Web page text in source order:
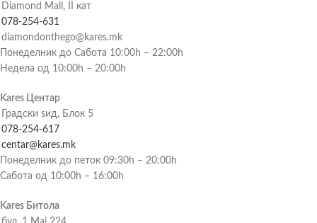
Diamond Mall, II кат
078-254-631
diamondonthego@kares.mk
Понеделник до Сабота 10:00h – 22:00h
Недела од 10:00h – 20:00h
Kares Центар
Градски ѕид, Блок 5
078-254-617
centar@kares.mk
Понеделник до петок 09:30h – 20:00h
Сабота од 10:00h – 16:00h
Kares Битола